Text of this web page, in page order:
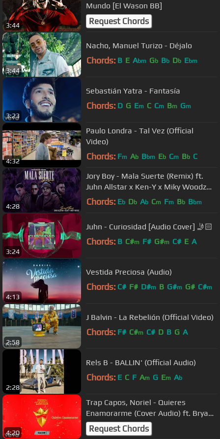
3:44
Mundo [El Wason BB]
Request Chords
3:44
Nacho, Manuel Turizo - Déjalo
Chords: B E Abm Gb Bb Db Ebm
3:23
Sebastián Yatra - Fantasía
Chords: D G Em C Cm Bm Gm
4:32
Paulo Londra - Tal Vez (Official
Video)
Chords: Fm Ab Bbm Eb Cm Bb C
4:28
Jory Boy - Mala Suerte (Remix) ft.
Juhn Allstar x Ken-Y x Miky Woodz
[Official Audio]
Chords: Eb Db Ab Cm Fm Bb Bbm
3:24
Juhn - Curiosidad [Audio Cover] 🤳🏻
Chords: B C#m F# G#m C# E A
4:13
Vestida Preciosa (Audio)
Chords: C# F# D#m B G#m G# C#m
2:58
J Balvin - La Rebelión (Official Video)
Chords: F# C#m C# D B G A
2:28
Rels B - BALLIN' (Official Audio)
Chords: E C F Am G Em Ab
4:20
Trap Capos, Noriel - Quieres
Enamorarme (Cover Audio) ft. Bryant
Myers, Juhn, Baby Rasta
Request Chords